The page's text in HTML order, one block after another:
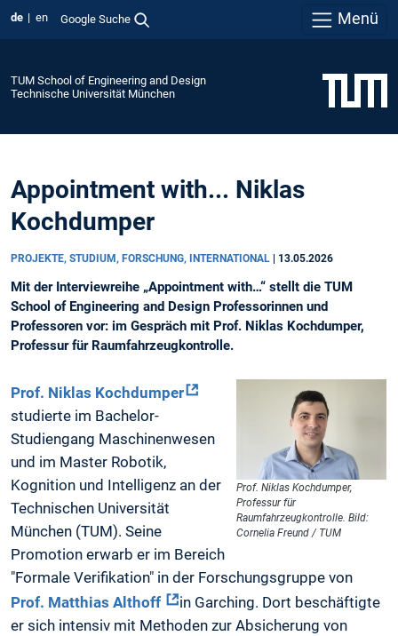
de en Google Suche Menü
TUM School of Engineering and Design
Technische Universität München
Appointment with... Niklas
Kochdumper
PROJEKTE, STUDIUM, FORSCHUNG, INTERNATIONAL 13.05.2026
Mit der Interviewreihe „Appointment with…“ stellt die TUM
School of Engineering and Design Professorinnen und
Professoren vor: im Gespräch mit Prof. Niklas Kochdumper,
Professur für Raumfahrzeugkontrolle.
Prof. Niklas Kochdumper,
Professur für
Raumfahrzeugkontrolle. Bild:
Cornelia Freund / TUM
Prof. Niklas Kochdumper
studierte im Bachelor-
Studiengang Maschinenwesen
und im Master Robotik,
Kognition und Intelligenz an der
Technischen Universität
München (TUM). Seine
Promotion erwarb er im Bereich
"Formale Verifikation" in der Forschungsgruppe von
Prof. Matthias Althoff
in Garching. Dort beschäftigte
er sich intensiv mit Methoden zur Absicherung von